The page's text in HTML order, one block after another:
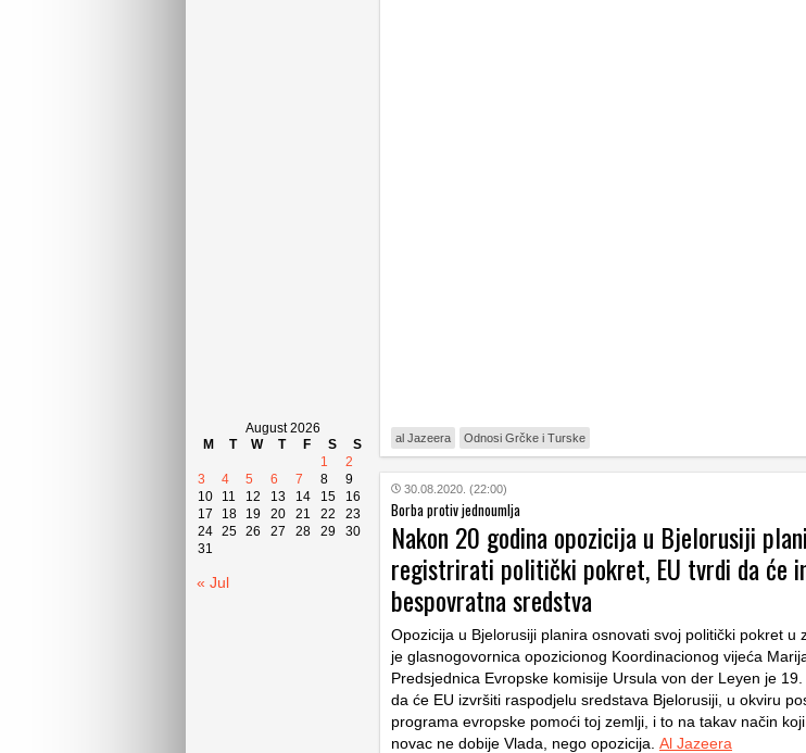
August 2026
M
T W T F S
S
1
2
3
4 5 6 7 8
9
10
11 12 13 14 15
16
17
18 19 20 21 22
23
24 25 26 27 28 29
30
31
« Jul
al Jazeera Odnosi Grčke i Turske
30.08.2020. (22:00)
Borba protiv jednoumlja
Nakon 20 godina opozicija u Bjelorusiji
registrirati politički pokret, EU tvrdi da će
bespovratna sredstva
Opozicija u Bjelorusiji planira osnovati svoj politički pokret u
je glasnogovornica opozicionog Koordinacionog vijeća
Predsjednica Evropske komisije Ursula von der Leyen je
da će EU izvršiti raspodjelu sredstava Bjelorusiji, u okviru
programa evropske pomoći toj zemlji, i to na takav način
novac ne dobije Vlada, nego opozicija. Al Jazeera